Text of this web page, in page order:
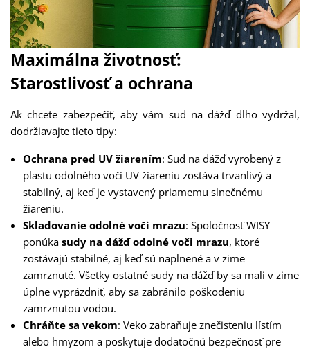
Maximálna životnosť:
Starostlivosť a ochrana
Ak chcete zabezpečiť, aby vám sud na dážď dlho vydržal,
dodržiavajte tieto tipy:
Ochrana pred UV žiarením: Sud na dážď vyrobený z
plastu odolného voči UV žiareniu zostáva trvanlivý a
stabilný, aj keď je vystavený priamemu slnečnému
žiareniu.
Skladovanie odolné voči mrazu: Spoločnosť WISY
ponúka sudy na dážď odolné voči mrazu, ktoré
zostávajú stabilné, aj keď sú naplnené a v zime
zamrznuté. Všetky ostatné sudy na dážď by sa mali v zime
úplne vyprázdniť, aby sa zabránilo poškodeniu
zamrznutou vodou.
Chráňte sa vekom: Veko zabraňuje znečisteniu lístím
alebo hmyzom a poskytuje dodatočnú bezpečnosť pre